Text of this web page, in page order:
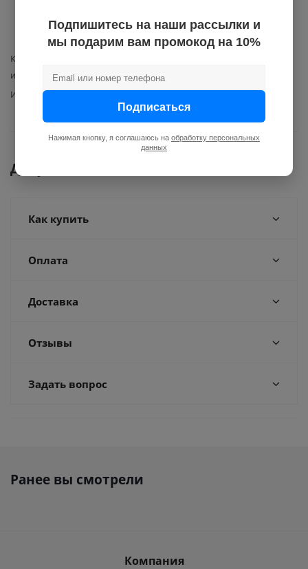
соединения — 2 шт.;
упаковка.
Класс точности по показателям
измерителя
Импульсный выход нет
Документы
Как купить
Оплата
Доставка
Отзывы
Задать вопрос
Ранее вы смотрели
Компания
Подпишитесь на наши рассылки и
мы подарим вам промокод на 10%
Подписаться
Нажимая кнопку, я соглашаюсь на обработку персональных
данных